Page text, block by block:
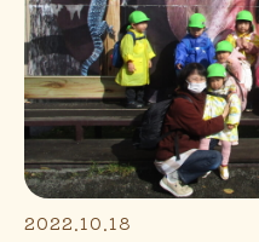
2022.10.18